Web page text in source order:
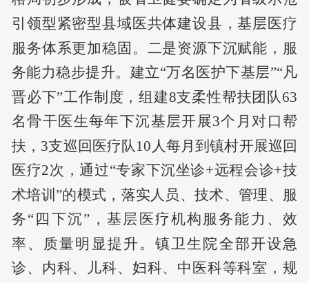
引领型紧密型县域医共体建设县，基层医疗
服务体系更加稳固。 二是资源下沉赋能，服
务能力稳步提升。建立“万名医护下基层”“凡
晋必下”工作制度，组建8支柔性帮扶团队63
名骨干医生每年下沉基层开展3个月对口帮
扶，3支巡回医疗队10人每月到镇村开展巡回
医疗2次，通过“专家下沉坐诊+远程会诊+技
术培训”的模式，落实人员、技术、管理、服
务“四下沉”，基层医疗机构服务能力、效
率、质量明显提升。镇卫生院全部开设急
诊、内科、儿科、妇科、中医科等科室，规